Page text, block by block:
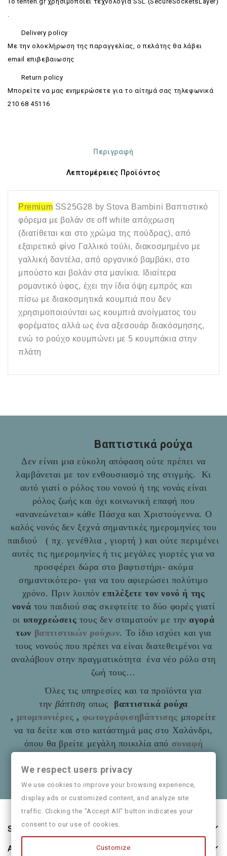
.
Delivery policy
Με την ολοκλήρωση της παραγγελίας, ο πελάτης θα λάβει
email επιβεβαιωσης
Return policy
Mπορείτε να μας ενημερώσετε για το αίτημά σας τηλεφωνικά
210 68 45116
Περιγραφή
Λεπτομέρειες Προϊόντος
Premium SS25G28 by Stova Bambini Βαπτιστικό
φόρεμα με βολάν σεoff white απόχρωση
(διατίθεται και στο χρώμα της πούδρας), από
εξαιρετικό φίνο Γαλλικό τούλι, διακοσμημένο με
γαλλική δαντέλα, από οργανικό βαμβάκι, στο
μπούστο και βολάν στα μανίκια. Ιδιαίτερα
ρομαντικό ύφος, έχει την ίδια όψη εμπρός και
πίσω με διακοσμητικά κουμπιά που δεν
χρησιμοποιούνται ως κουμπιά ανοίγματος του
φορέματος αλλά ως ένα αξεσουάρ διακόσμησης,
ενώ το ρούχο κουμπώνει με 5 κουμπάκια στην
πλάτη
Βαπτιστικά ρούχα
Δεν είναι μια εύκολη απόφαση ούτε πρέπει να
λαμβάνεται με τον ενθουσιασμό της στιγμής. Κι
αυτό γιατί ο ρόλος του νονού ή της νονάς είναι
ρόλος ζωής και όχι κοινωνική επαφή που
«ανανεώνεται» κάθε Πάσχα και Χριστούγεννα. Ο
καλός νονός δεν ξεχνά σημαντικές ημερομηνίες του
παιδιού ( πχ. γενέθλια , γιορτή ) και ούτε περιμένει
αυτές τις ημερομηνίες ή τις μεγάλες γιορτές για να
προσφέρει δώρα στο βαφτιστήρι- ακόμα
σημαντικότερο- για να του αφιερώσει πολύτιμο
χρόνο. Πριν λοιπόν επιλέξετε τον νονό ή της
νονά του παιδιού σας σκεφτείτε το δύο φορές γιατί
οι υποχρεώσεις τους δεν σταματούν με τηναγορά
των βαπτιστικών ρούχων. Το ίδιο ισχύει και για
τους νονούς που πρέπει να είναι διατεθειμένοι να
αναλάβουν στην πραγματικότητα ένα νέο ρόλο στη
ζωή τους…
Όλες τις υπηρεσίες και τα προϊόντα για
την βάπτιση οπως
βαπτιστικά ρούχα
, μπομπονιέρες , φωτογράφισηβάπτισης μπορείτε
να τα δείτε και στο κατάστημά μας στο Χαλάνδρι,
όπου θα βρείτε μεγάλη ποικιλία από συναφή
Θα χαρούμε να τα πούμε και από κοντά
Store Information
About Us
We respect users privacy
We use cookies to improve your browsing experience,
display ads or customized content, and analyze site
traffic. Clicking the "Accept All" button indicates your
consent to our use of cookies.
Customize